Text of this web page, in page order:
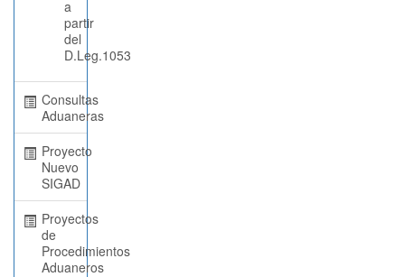
a
partir
del
D.Leg.1053
Consultas
Aduaneras
Proyecto
Nuevo
SIGAD
Proyectos
de
Procedimientos
Aduaneros